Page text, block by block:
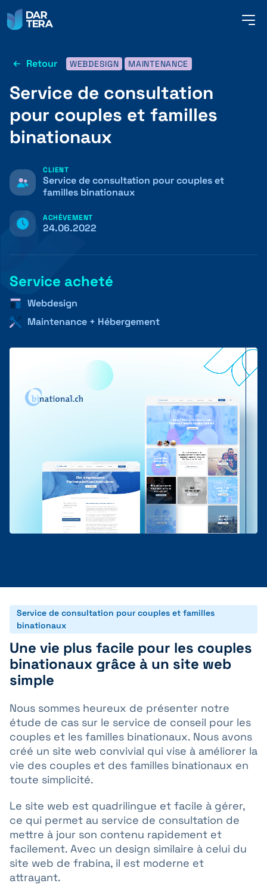
RÉFÉRENCES
À PROPOS DE NOUS
CONTACT
+41 31 552 00 72
Envoyer un message 💌
Retour WEBDESIGN MAINTENANCE
Service de consultation
pour couples et familles
binationaux
CLIENT
Service de consultation pour couples et
familles binationaux
ACHÈVEMENT
24.06.2022
Service acheté
Webdesign
Maintenance + Hébergement
Service de consultation pour couples et familles
binationaux
Une vie plus facile pour les couples
binationaux grâce à un site web
simple
Nous sommes heureux de présenter notre
étude de cas sur le service de conseil pour les
couples et les familles binationaux. Nous avons
créé un site web convivial qui vise à améliorer la
vie des couples et des familles binationaux en
toute simplicité.
Le site web est quadrilingue et facile à gérer,
ce qui permet au service de consultation de
mettre à jour son contenu rapidement et
facilement. Avec un design similaire à celui du
site web de frabina, il est moderne et
attrayant.